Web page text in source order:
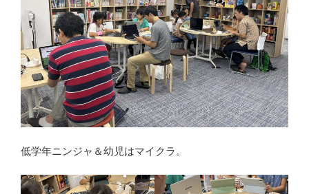
低学年ニンジャ＆幼児はマイクラ。